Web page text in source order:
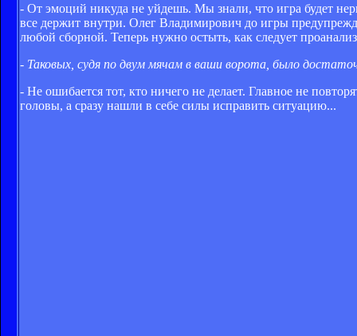
- От эмоций никуда не уйдешь. Мы знали, что игра будет
все держит внутри. Олег Владимирович до игры
любой сборной. Теперь нужно остыть, как следует
- Таковых, судя по двум мячам в ваши ворота, было
- Не ошибается тот, кто ничего не делает. Главное не
головы, а сразу нашли в себе силы исправить ситуацию...